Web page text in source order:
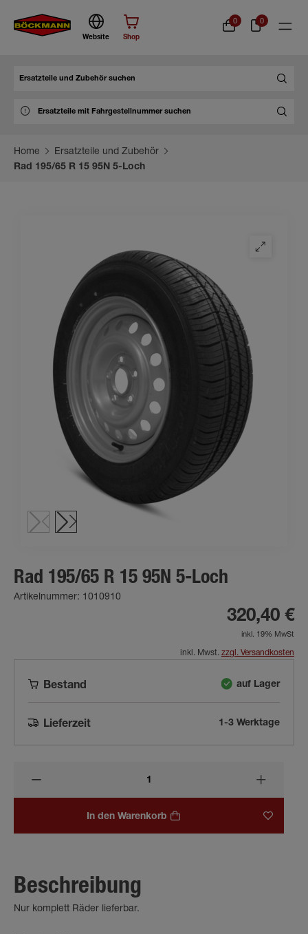
Website Shop
0 0
Home
Ersatzteile und Zubehör
Rad 195/65 R 15 95N 5-Loch
Rad 195/65 R 15 95N 5-Loch
Artikelnummer: 1010910
320,40 €
inkl. 19% MwSt
inkl. Mwst. zzgl. Versandkosten
Bestand auf Lager
Lieferzeit 1-3 Werktage
In den Warenkorb
Beschreibung
Nur komplett Räder lieferbar.